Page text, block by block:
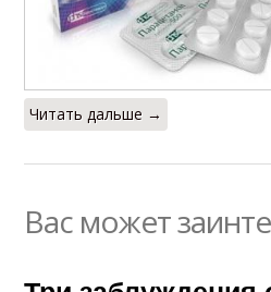
Читать дальше →
Вас может